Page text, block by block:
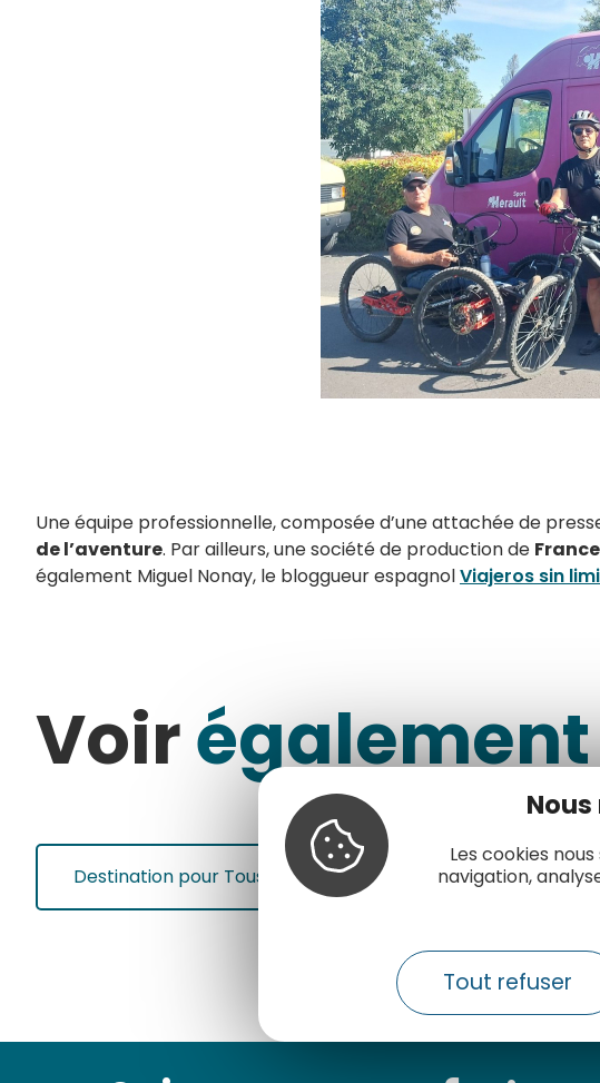
Les cookies
navigation,
Tout refuser
Une équipe professionnelle, composée d’une attachée de
de l’aventure. Par ailleurs, une société de production de
également Miguel Nonay, le bloggueur espagnolViajeros sin
Voirégalement
Destination pour Tous Le label Tourisme Handicap